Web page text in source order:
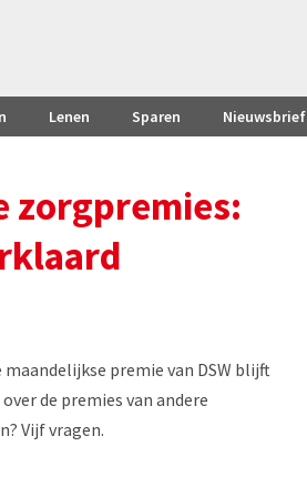
Lenen Sparen Nieuwsbrief
zorgpremies:
premie van DSW blijft
de premies van andere
Vijf vragen.